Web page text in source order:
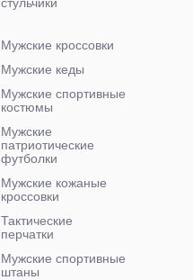
Мужские кроссовки
Мужские кеды
Мужские спортивные
костюмы
Мужские
патриотические
футболки
Мужские кожаные
кроссовки
Тактические
перчатки
Мужские спортивные
штаны